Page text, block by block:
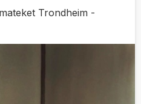
Trondheim -